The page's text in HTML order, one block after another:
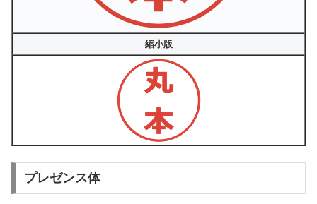
縮小版
プレゼンス体